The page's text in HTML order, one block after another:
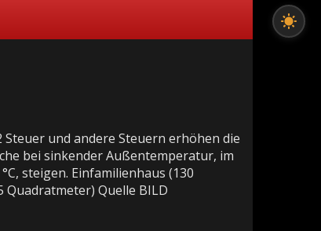
und andere Steuern erhöhen die
bei sinkender Außentemperatur, im
steigen. Einfamilienhaus (130
Quelle BILD